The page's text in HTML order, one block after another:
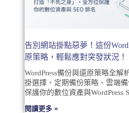
告別網站掛點惡夢！這份
原策略，輕鬆應對突發狀況！
WordPress備份與還原策略全解
掛選擇、定期備份策略、雲端備
保護你的數位資產與WordPress
閱讀更多 »